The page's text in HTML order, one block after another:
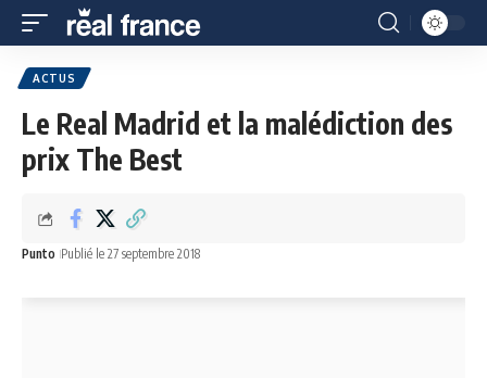
ACTUS
Le Real Madrid et la malédiction des
prix The Best
Punto Publié le 27 septembre 2018